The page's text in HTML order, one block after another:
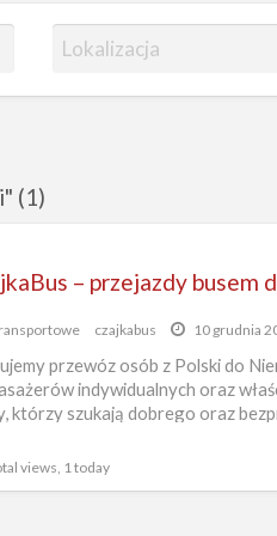
(1)
czajkabus 10 grudnia
przewóz osób z Polski do
indywidualnych oraz
którzy szukają dobrego oraz
views, 1 today